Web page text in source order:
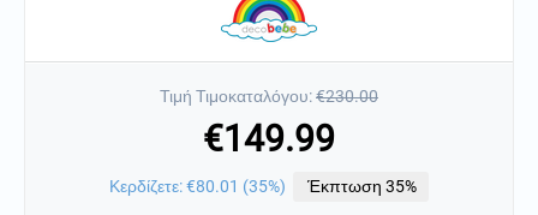
Τιμή Τιμοκαταλόγου:€230.00
€149.99
Κερδίζετε:€80.01 (35%) Έκπτωση 35%